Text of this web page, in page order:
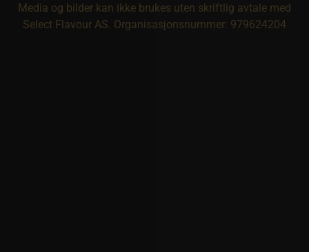
Media og bilder kan ikke brukes uten skriftlig avtale med
Select Flavour AS. Organisasjonsnummer: 979624204